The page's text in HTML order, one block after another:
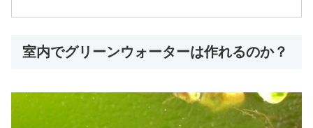
室内でグリーンウォーターは作れるのか？